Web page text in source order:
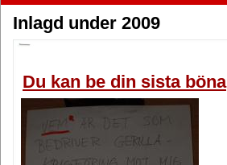
Inlagd under 2009
Du kan be din sista böna